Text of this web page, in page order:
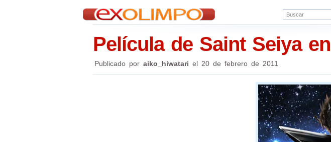
Película de Saint Seiya
Publicado por aiko_hiwatari el 20 de febrero de 2011